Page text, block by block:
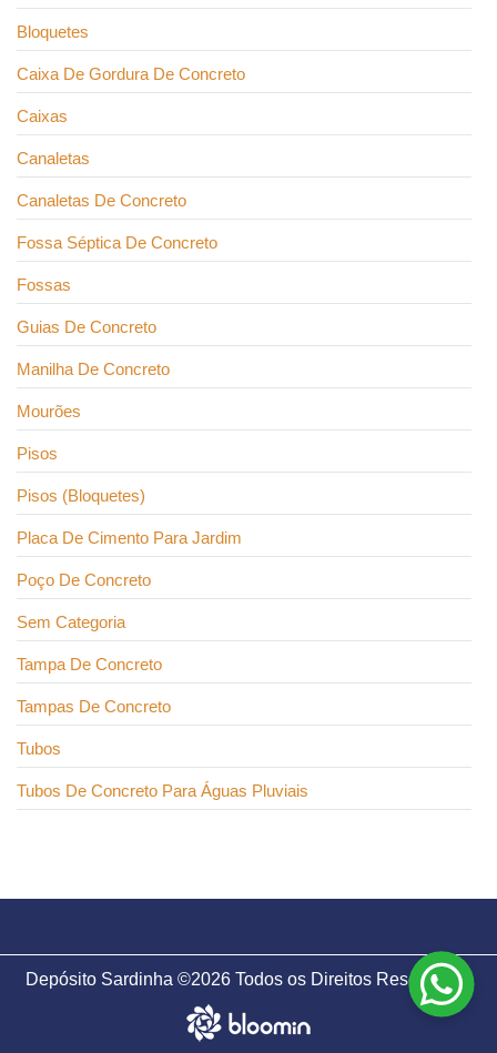
Bloquetes
Caixa De Gordura De Concreto
Caixas
Canaletas
Canaletas De Concreto
Fossa Séptica De Concreto
Fossas
Guias De Concreto
Manilha De Concreto
Mourões
Pisos
Pisos (Bloquetes)
Placa De Cimento Para Jardim
Poço De Concreto
Sem Categoria
Tampa De Concreto
Tampas De Concreto
Tubos
Tubos De Concreto Para Águas Pluviais
Depósito Sardinha ©2026 Todos os Direitos Reservados